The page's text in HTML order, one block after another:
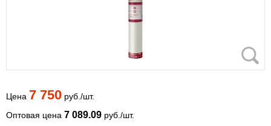
Цена 7 750 руб./шт.
Оптовая цена 7 089.09 руб./шт.